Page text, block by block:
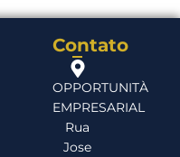
Contato
OPPORTUNITÀ
EMPRESARIAL
Rua
Jose